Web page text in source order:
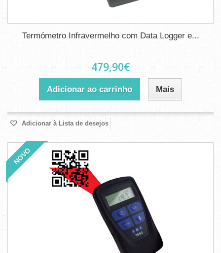
Termómetro Infravermelho com Data Logger e...
479,90€
Adicionar ao carrinho Mais
Adicionar à Lista de desejos
NOVO